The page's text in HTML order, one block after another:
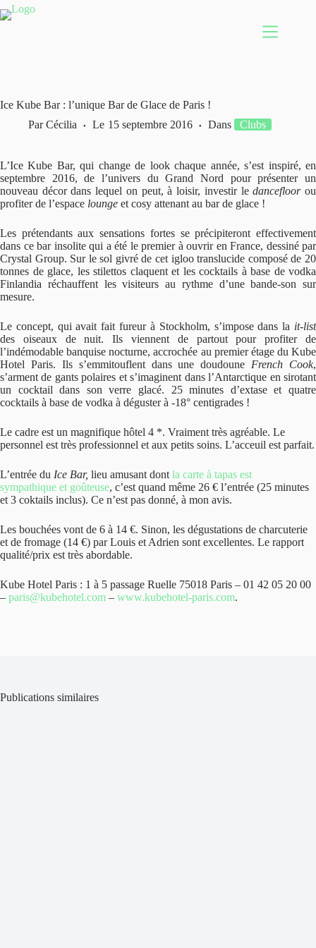
Passer
au
Ice Kube Bar : l’unique Bar de Glace de Paris !
Par Cécilia Le 15 septembre 2016 Dans Clubs
L’Ice Kube Bar, qui change de look chaque année, s’est inspiré, en
septembre 2016, de l’univers du Grand Nord pour présenter un
nouveau décor dans lequel on peut, à loisir, investir ledancefloorou
profiter de l’espace lounge et cosy attenant au bar de glace !
Les prétendants aux sensations fortes se précipiteront effectivement
dans ce bar insolite qui a été le premier à ouvrir en France, dessiné par
Crystal Group. Sur le sol givré de cet igloo translucide composé de 20
tonnes de glace, les stilettos claquent et les cocktails à base de vodka
Finlandia réchauffent les visiteurs au rythme d’une bande-son sur
mesure.
Le concept, qui avait fait fureur à Stockholm, s’impose dans la it-list
des oiseaux de nuit. Ils viennent de partout pour profiter de
l’indémodable banquise nocturne, accrochée au premier étage du Kube
Hotel Paris. Ils s’emmitouflent dans une doudoune French Cook,
s’arment de gants polaires et s’imaginent dans l’Antarctique en sirotant
un cocktail dans son verre glacé. 25 minutes d’extase et quatre
cocktails à base de vodka à déguster à -18° centigrades !
Le cadre est un magnifique hôtel 4 *. Vraiment très agréable. Le
personnel est très professionnel et aux petits soins. L’acceuil est parfait.
L’entrée du Ice Bar, lieu amusant dont la carte à tapas est
sympathique et goûteuse, c’est quand même 26 € l’entrée (25 minutes
et 3 coktails inclus). Ce n’est pas donné, à mon avis.
Les bouchées vont de 6 à 14 €. Sinon, les dégustations de charcuterie
et de fromage (14 €) par Louis et Adrien sont excellentes. Le rapport
qualité/prix est très abordable.
Kube Hotel Paris : 1 à 5 passage Ruelle 75018 Paris – 01 42 05 20 00
– paris@kubehotel.com – www.kubehotel-paris.com.
Publications similaires